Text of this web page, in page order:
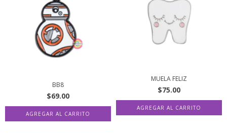
BB8
$69.00
MUELA FELIZ
$75.00